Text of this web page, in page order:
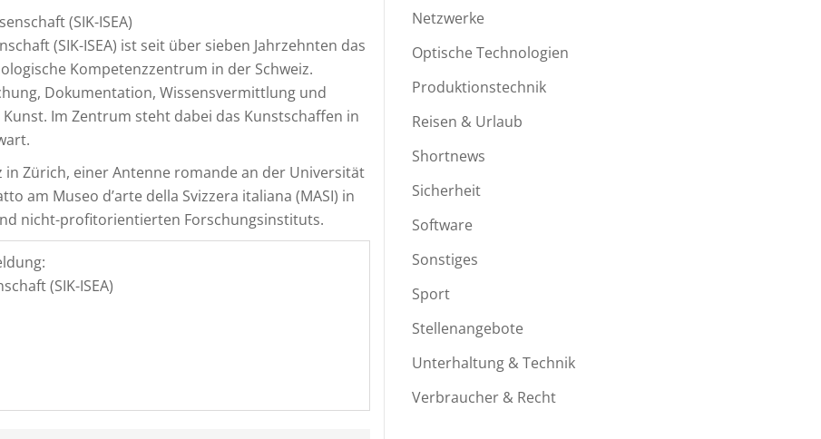
(SIK-ISEA)
(SIK-ISEA) ist seit über sieben Jahrzehnten das
Kompetenzzentrum in der Schweiz.
Dokumentation, Wissensvermittlung und
Im Zentrum steht dabei das Kunstschaffen in
Zürich, einer Antenne romande an der Universität
am Museo d’arte della Svizzera italiana (MASI) in
nicht-profitorientierten Forschungsinstituts.
(SIK-ISEA)
Netzwerke
Optische Technologien
Produktionstechnik
Reisen & Urlaub
Shortnews
Sicherheit
Software
Sonstiges
Sport
Stellenangebote
Unterhaltung & Technik
Verbraucher & Recht